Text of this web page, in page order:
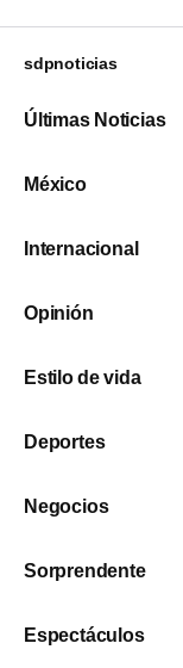
sdpnoticias
Últimas Noticias
México
Internacional
Opinión
Estilo de vida
Deportes
Negocios
Sorprendente
Espectáculos